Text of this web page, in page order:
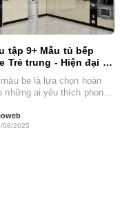
tập 9+ Mẫu tủ bếp
Trẻ trung - Hiện đại -
be là lựa chọn hoàn
những ai yêu thích phong
08/2025